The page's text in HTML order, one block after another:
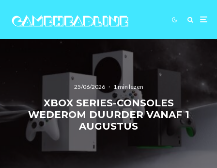
25/06/2026 · 1 min lezen
XBOX SERIES-CONSOLES
WEDEROM DUURDER VANAF 1
AUGUSTUS